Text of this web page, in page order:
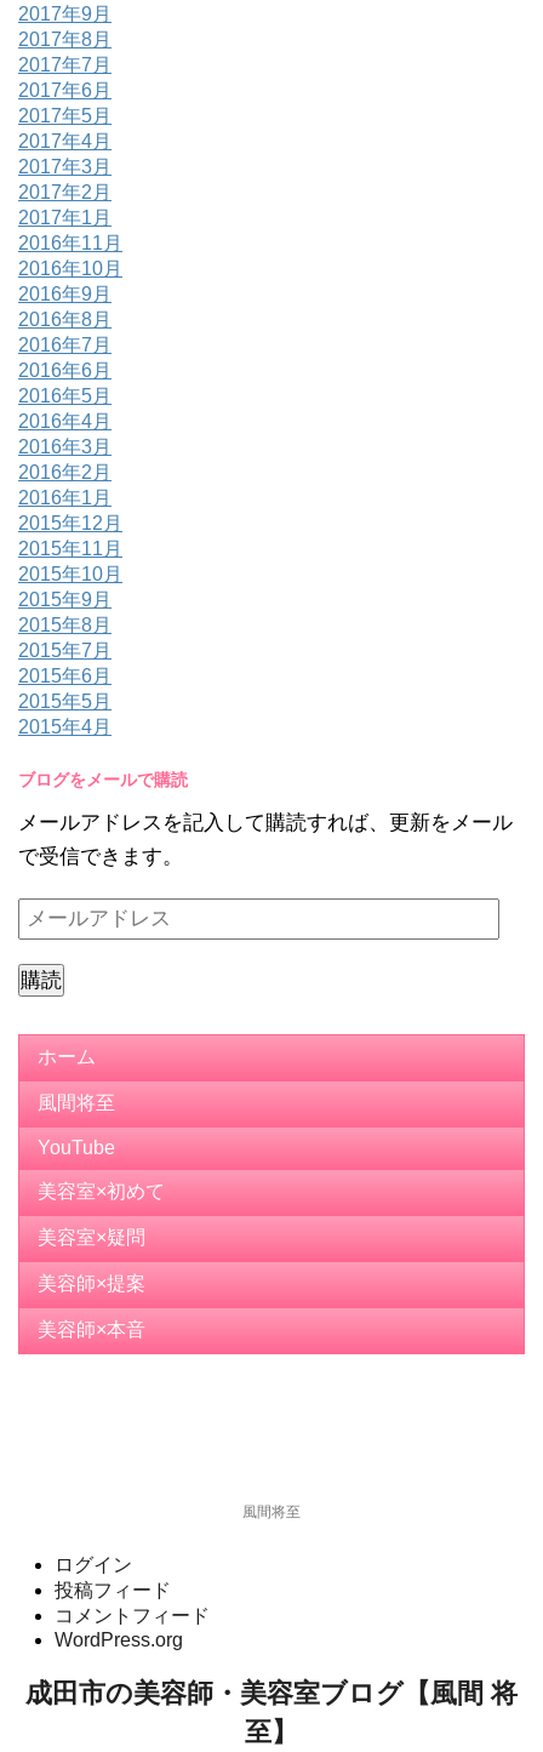
2017年9月
2017年8月
2017年7月
2017年6月
2017年5月
2017年4月
2017年3月
2017年2月
2017年1月
2016年11月
2016年10月
2016年9月
2016年8月
2016年7月
2016年6月
2016年5月
2016年4月
2016年3月
2016年2月
2016年1月
2015年12月
2015年11月
2015年10月
2015年9月
2015年8月
2015年7月
2015年6月
2015年5月
2015年4月
ブログをメールで購読
メールアドレスを記入して購読すれば、更新をメール
で受信できます。
メ
ル
レ
ス
ホーム
風間将至
YouTube
美容室×初めて
美容室×疑問
美容師×提案
美容師×本音
風間将至
ログイン
投稿フィード
コメントフィード
WordPress.org
成田市の美容師・美容室ブログ【風間 将
至】